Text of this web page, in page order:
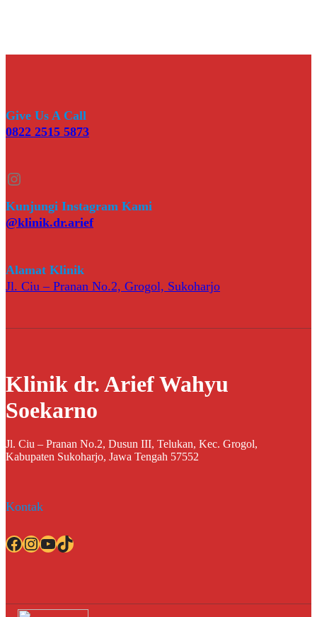
Give Us A Call
0822 2515 5873
Instagram
Kunjungi Instagram Kami
@klinik.dr.arief
Alamat Klinik
Jl. Ciu – Pranan No.2, Grogol, Sukoharjo
Klinik dr. Arief Wahyu
Soekarno
Jl. Ciu – Pranan No.2, Dusun III, Telukan, Kec. Grogol,
Kabupaten Sukoharjo, Jawa Tengah 57552
Kontak
Facebook InstagramYouTube TikTok